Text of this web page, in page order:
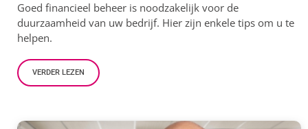
Goed financieel beheer is noodzakelijk voor de
duurzaamheid van uw bedrijf. Hier zijn enkele tips om u te
helpen.
VERDER LEZEN